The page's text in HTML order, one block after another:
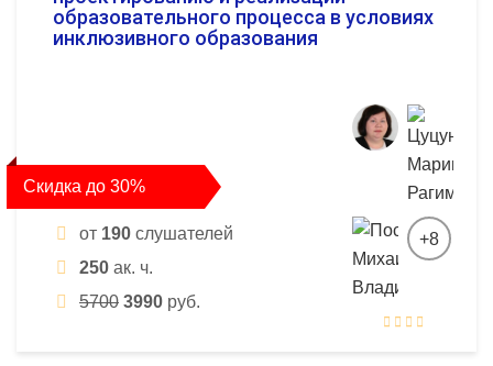
образовательного процесса в условиях
инклюзивного образования
Скидка до 30%
от 190 слушателей
250 ак. ч.
5700 3990 руб.
+8